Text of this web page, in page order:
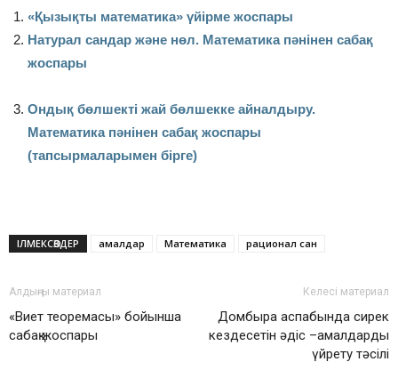
«Қызықты математика» үйірме жоспары
Натурал сандар және нөл. Математика пәнінен сабақ
жоспары
Ондық бөлшекті жай бөлшекке айналдыру.
Математика пәнінен сабақ жоспары
(тапсырмаларымен бірге)
ІЛМЕКСӨЗДЕР амалдар Математика рационал сан
Алдыңғы материал
«Виет теоремасы» бойынша
сабақ жоспары
Келесі материал
Домбыра аспабында сирек
кездесетін әдіс –амалдарды
үйрету тәсілі